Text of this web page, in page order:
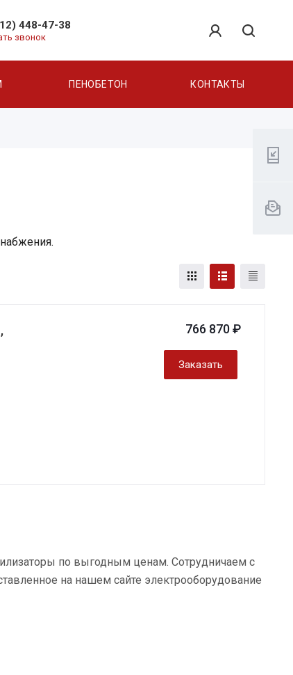
448-47-38
звонок
ПЕНОБЕТОН КОНТАКТЫ
766 870 ₽
Заказать
по выгодным ценам. Сотрудничаем с
на нашем сайте электрооборудование